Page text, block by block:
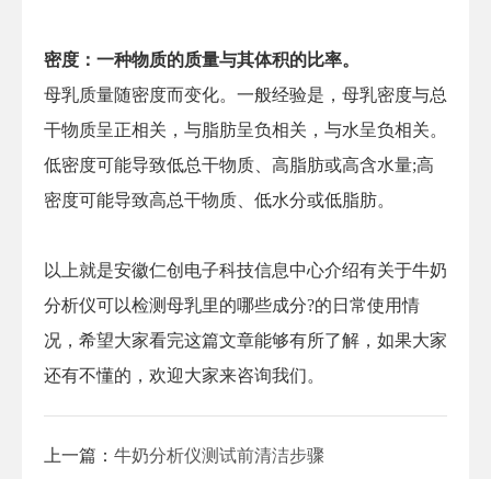
密度：一种物质的质量与其体积的比率。
母乳质量随密度而变化。一般经验是，母乳密度与总
干物质呈正相关，与脂肪呈负相关，与水呈负相关。
低密度可能导致低总干物质、高脂肪或高含水量;高
密度可能导致高总干物质、低水分或低脂肪。
以上就是安徽仁创电子科技信息中心介绍有关于牛奶
分析仪可以检测母乳里的哪些成分?的日常使用情
况，希望大家看完这篇文章能够有所了解，如果大家
还有不懂的，欢迎大家来咨询我们。
上一篇： 牛奶分析仪测试前清洁步骤